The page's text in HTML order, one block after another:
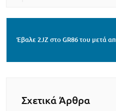
Έβαλε 2JZ στο GR86 του μετά
Σχετικά Άρθρα